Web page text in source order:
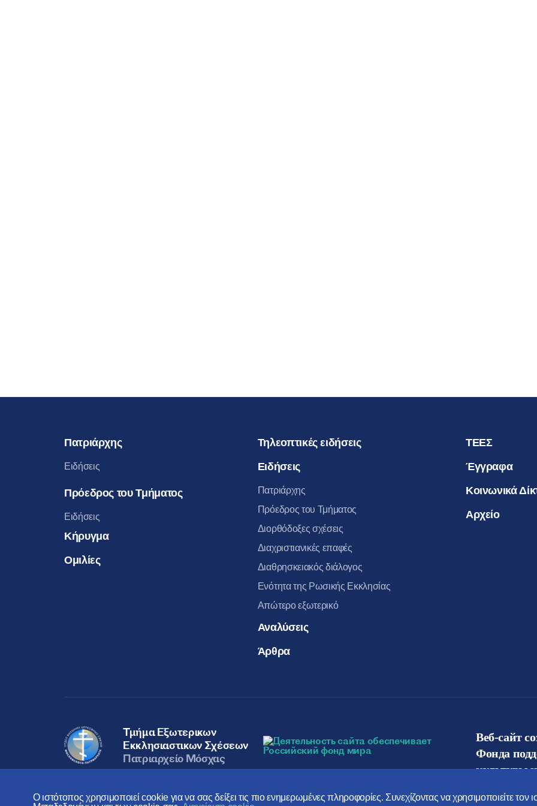
Ο ιστότοπος χρησιμοποιεί cookie για να σας δείξει τις πιο ενημερωμένες πληροφορίες. Συνεχίζοντας να χρησιμοποιείτε τον
Πατριάρχης
Ειδήσεις
Πρόεδρος του Τμήματος
Ειδήσεις
Κήρυγμα
Ομιλίες
Τηλεοπτικές ειδήσεις
Ειδήσεις
Πατριάρχης
Πρόεδρος του Τμήματος
Διορθόδοξες σχέσεις
Διαχριστιανικές επαφές
Διαθρησκειακός διάλογος
Ενότητα της Ρωσικής Εκκλησίας
Απώτερο εξωτερικό
Αναλύσεις
Άρθρα
ΤΕΕΣ
Έγγραφα
Κοινωνικά
Αρχείο
Τμήμα Εξωτερικων
Εκκλησιαστικων Σχέσεων
Πατριαρχείο Μόσχας
Веб-сайт
Фонда
культуры